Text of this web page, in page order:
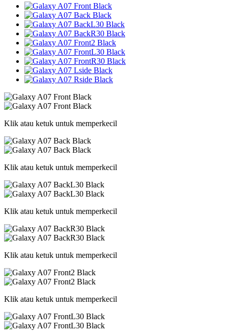
Klik atau ketuk untuk memperkecil
Klik atau ketuk untuk memperkecil
Klik atau ketuk untuk memperkecil
Klik atau ketuk untuk memperkecil
Klik atau ketuk untuk memperkecil